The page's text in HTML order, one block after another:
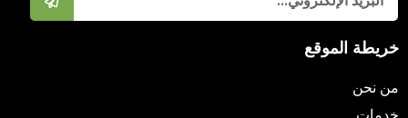
خريطة الموقع
من نحن